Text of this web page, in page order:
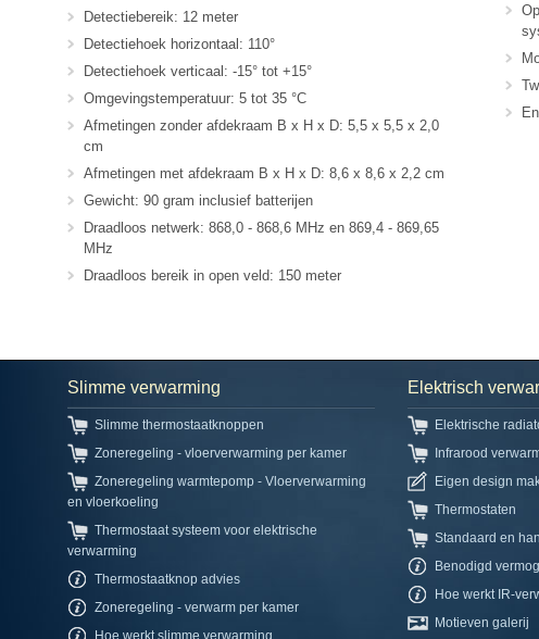
Detectiebereik: 12 meter
Detectiehoek horizontaal: 110°
Detectiehoek verticaal: -15° tot +15°
Omgevingstemperatuur: 5 tot 35 °C
Afmetingen zonder afdekraam B x H x D: 5,5 x 5,5 x 2,0
cm
Afmetingen met afdekraam B x H x D: 8,6 x 8,6 x 2,2 cm
Gewicht: 90 gram inclusief batterijen
Draadloos netwerk: 868,0 - 868,6 MHz en 869,4 - 869,65
MHz
Draadloos bereik in open veld: 150 meter
Slimme verwarming
Slimme thermostaatknoppen
Zoneregeling - vloerverwarming per kamer
Zoneregeling warmtepomp - Vloerverwarming
en vloerkoeling
Thermostaat systeem voor elektrische
verwarming
Thermostaatknop advies
Zoneregeling - verwarm per kamer
Hoe werkt slimme verwarming
Elektrisch
Elektrische
Infrarood
Eigen design
Thermostaten
Standaard en
Benodigd
Hoe werkt IR-
Motieven galerij